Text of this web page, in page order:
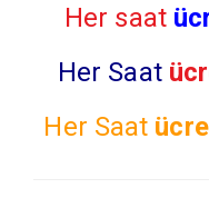
Her saat
Her Saat
Her Saat